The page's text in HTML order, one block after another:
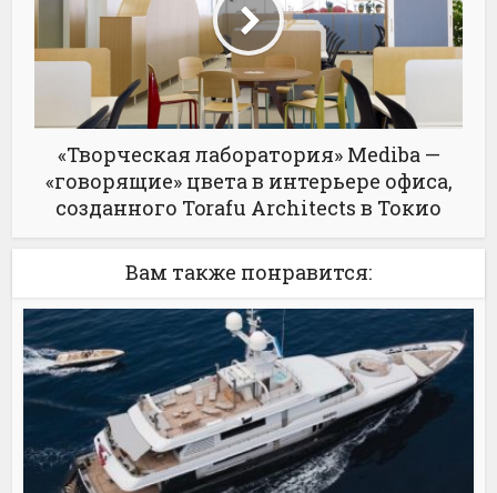
«Творческая лаборатория» Mediba —
«говорящие» цвета в интерьере офиса,
созданного Torafu Architects в Токио
Вам также понравится: